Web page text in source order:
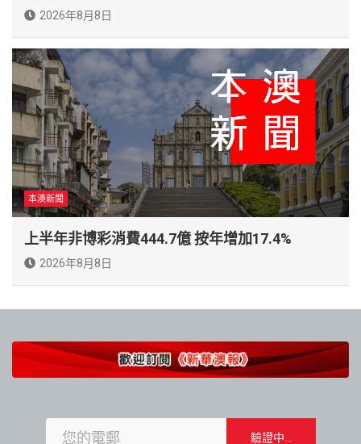
2026年8月8日
本澳新聞
上半年非博彩消費444.7億 按年增加17.4%
2026年8月8日